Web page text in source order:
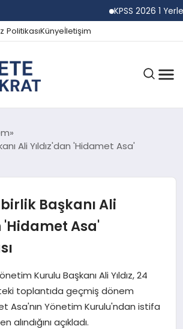
KPSS 2026 1
PolitikasıKünyeİletişim
Ali Yıldız'dan 'Hidamet Asa'
Başkanı Ali
'Hidamet Asa'
Kurulu Başkanı Ali Yıldız, 24
toplantıda geçmiş dönem
Asa'nın Yönetim Kurulu'ndan istifa
açıkladı.